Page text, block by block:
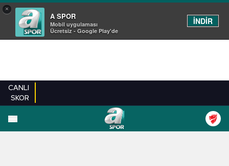
×
A SPOR
Mobil uygulaması
Ücretsiz - Google Play'de
İNDİR
CANLI
SKOR